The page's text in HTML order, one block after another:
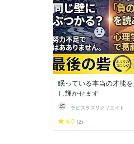
眠っている本当の才能
し輝かせます
ラピスラズリクリエイト
4.0 (2)